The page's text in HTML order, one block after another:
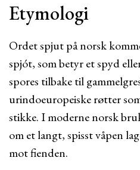
Etymologi
Ordet spjut på norsk
spjót, som betyr et spyd
spores tilbake til
urindoeuropeiske røtter
stikke. I moderne norsk
om et langt, spisst våpen
mot fienden.